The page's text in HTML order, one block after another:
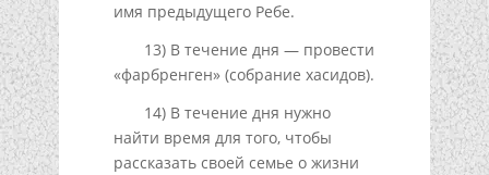
имя предыдущего Ребе.
13) В течение дня — провести
«фарбренген» (собрание хасидов).
14) В течение дня нужно
найти время для того, чтобы
рассказать своей семье о жизни